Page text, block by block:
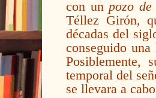
con un pozo de
Téllez Girón,
décadas del
conseguido
Posiblemente,
temporal del
se llevara a